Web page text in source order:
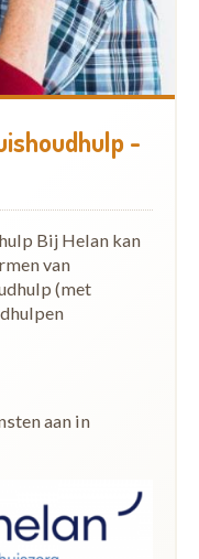
-
Bij Helan kan
van
(met
aan in